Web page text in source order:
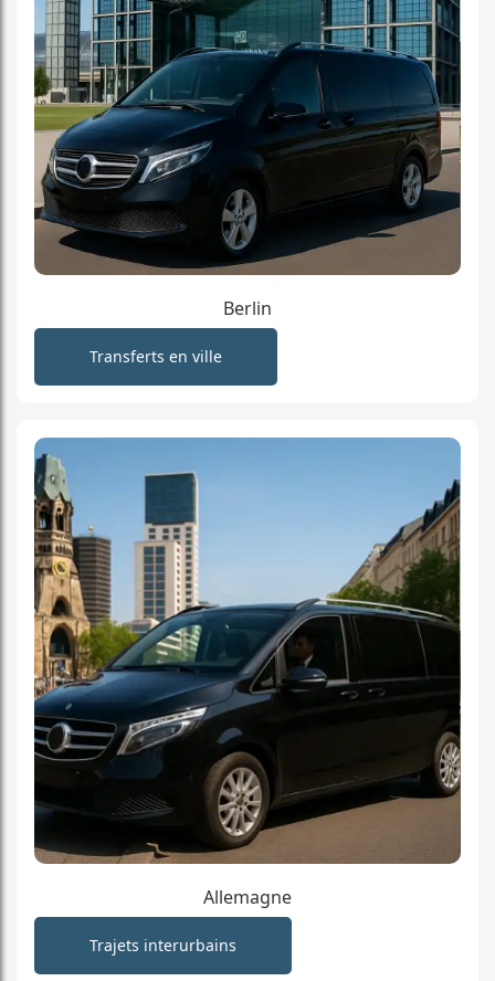
Berlin
Transferts en ville
Allemagne
Trajets interurbains